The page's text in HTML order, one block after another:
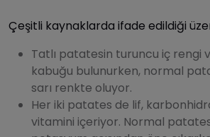
Çeşitli kaynaklarda ifade edildiği
Tatlı patatesin turuncu iç rengi
kabuğu bulunurken, normal
sarı renkte oluyor.
Her iki patates de lif,
vitamini içeriyor. Normal